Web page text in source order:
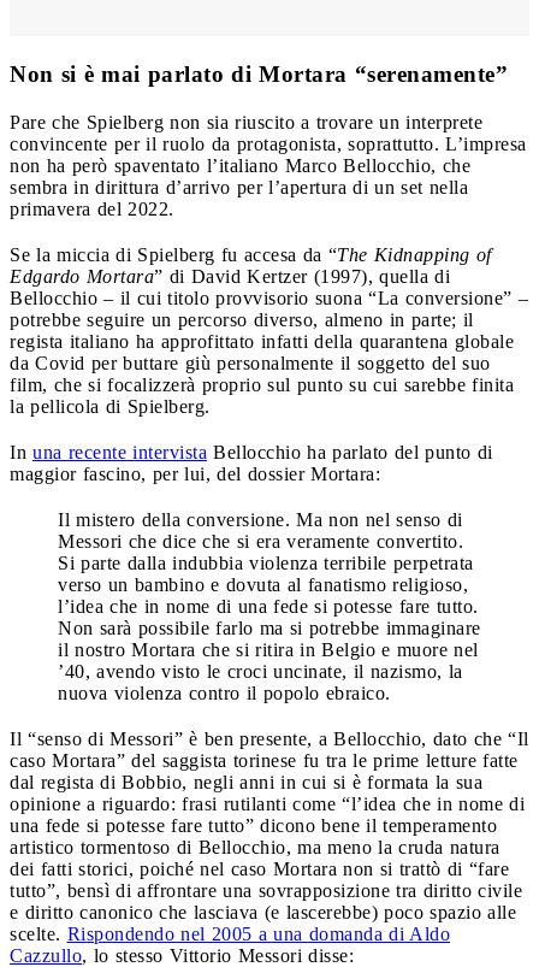
Non si è mai parlato di Mortara “serenamente”
Pare che Spielberg non sia riuscito a trovare un interprete
convincente per il ruolo da protagonista, soprattutto. L’impresa
non ha però spaventato l’italiano Marco Bellocchio, che
sembra in dirittura d’arrivo per l’apertura di un set nella
primavera del 2022.
Se la miccia di Spielberg fu accesa da “The Kidnapping of
Edgardo Mortara” di David Kertzer (1997), quella di
Bellocchio – il cui titolo provvisorio suona “La conversione” –
potrebbe seguire un percorso diverso, almeno in parte; il
regista italiano ha approfittato infatti della quarantena globale
da Covid per buttare giù personalmente il soggetto del suo
film, che si focalizzerà proprio sul punto su cui sarebbe finita
la pellicola di Spielberg.
In una recente intervista Bellocchio ha parlato del punto di
maggior fascino, per lui, del dossier Mortara:
Il mistero della conversione. Ma non nel senso di
Messori che dice che si era veramente convertito.
Si parte dalla indubbia violenza terribile perpetrata
verso un bambino e dovuta al fanatismo religioso,
l’idea che in nome di una fede si potesse fare tutto.
Non sarà possibile farlo ma si potrebbe immaginare
il nostro Mortara che si ritira in Belgio e muore nel
’40, avendo visto le croci uncinate, il nazismo, la
nuova violenza contro il popolo ebraico.
Il “senso di Messori” è ben presente, a Bellocchio, dato che “Il
caso Mortara” del saggista torinese fu tra le prime letture fatte
dal regista di Bobbio, negli anni in cui si è formata la sua
opinione a riguardo: frasi rutilanti come “l’idea che in nome di
una fede si potesse fare tutto” dicono bene il temperamento
artistico tormentoso di Bellocchio, ma meno la cruda natura
dei fatti storici, poiché nel caso Mortara non si trattò di “fare
tutto”, bensì di affrontare una sovrapposizione tra diritto civile
e diritto canonico che lasciava (e lascerebbe) poco spazio alle
scelte. Rispondendo nel 2005 a una domanda di Aldo
Cazzullo, lo stesso Vittorio Messori disse: